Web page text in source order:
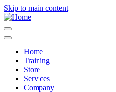
Skip to main content
Navegação
principal
Home
Training
Store
Services
Company